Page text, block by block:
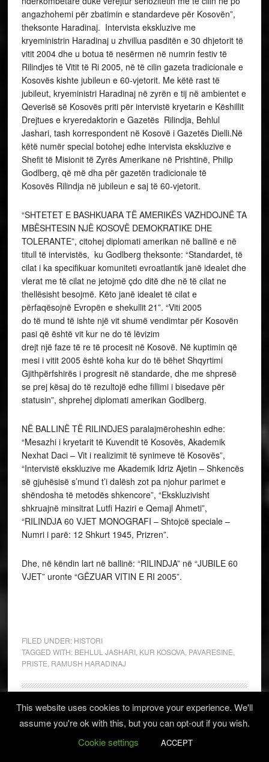
angazhohemi për zbatimin e standardeve për Kosovën”,
theksonte Haradinaj. Intervista ekskluzive me
kryeministrin Haradinaj u zhvillua pasditën e 30 dhjetorit të
vitit 2004 dhe u botua të nesërmen në numrin festiv të
Rilindjes të Vitit të Ri 2005, në të cilin gazeta tradicionale e
Kosovës kishte jubileun e 60-vjetorit. Me këtë rast të
jubileut, kryeministri Haradinaj në zyrën e tij në ambientet e
Qeverisë së Kosovës priti për intervistë kryetarin e Këshillit
Drejtues e kryeredaktorin e Gazetës Rilindja, Behlul
Jashari, tash korrespondent në Kosovë i Gazetës Dielli.Në
këtë numër special botohej edhe intervista ekskluzive e
Shefit të Misionit të Zyrës Amerikane në Prishtinë, Philip
Godlberg, që më dha për gazetën tradicionale të
Kosovës Rilindja në jubileun e saj të 60-vjetorit.
“SHTETET E BASHKUARA TË AMERIKËS VAZHDOJNË TA
MBËSHTESIN NJË KOSOVË DEMOKRATIKE DHE
TOLERANTE”, citohej diplomati amerikan në ballinë e në
titull të intervistës, ku Godlberg theksonte: “Standardet, të
cilat i ka specifikuar komuniteti evroatlantik janë idealet dhe
vlerat me të cilat ne jetojmë çdo ditë dhe në të cilat ne
thellësisht besojmë. Këto janë idealet të cilat e
përfaqësojnë Evropën e shekullit 21”. “Viti 2005
do të mund të ishte një vit shumë vendimtar për Kosovën
pasi që është vit kur ne do të lëvizim
drejt një faze të re të procesit në Kosovë. Në kuptimin që
mesi i vitit 2005 është koha kur do të bëhet Shqyrtimi
Gjithpërfshirës i progresit në standarde, dhe me shpresë
se prej kësaj do të rezultojë edhe fillimi i bisedave për
statusin”, shprehej diplomati amerikan Godlberg.
NË BALLINË TË RILINDJES paralajmëroheshin edhe:
“Mesazhi i kryetarit të Kuvendit të Kosovës, Akademik
Nexhat Daci – Vit i realizimit të synimeve të Kosovës”,
“Intervistë ekskluzive me Akademik Idriz Ajetin – Shkencës
së gjuhësisë s’mund t’i dalësh zot pa njohur parimet e
shëndosha të metodës shkencore”, “Ekskluzivisht
shkruajnë minsitrat Lutfi Haziri e Qemajl Ahmeti”,
“RILINDJA 60 VJET MONOGRAFI – Shtojcë speciale –
Numri i parë: 12 Shkurt 1945, Prizren”.
Dhe, në këndin lart në ballinë: “RILINDJA” në “JUBILE 60
VJET” uronte “GËZUAR VITIN E RI 2005”.
FILED UNDER: HISTORI
TAGGED WITH: BEHLUL JASHARI, KUR KOSOVA, PAVARESINE
PRISTE RAMUSH HARADINAJ
Shtetet e Bashkuara
festojnë 239 – Vjetorin e
This website uses cookies to improve your experience. We'll
assume you're ok with this, but you can opt-out if you wish.
Cookie settings
ACCEPT